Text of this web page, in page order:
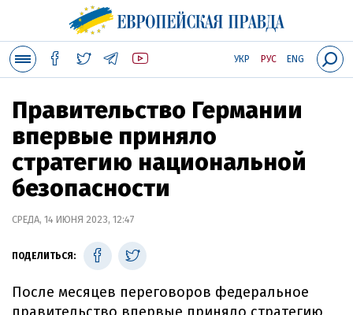
УКР РУС ENG
Правительство Германии
впервые приняло
стратегию национальной
безопасности
СРЕДА, 14 ИЮНЯ 2023, 12:47
ПОДЕЛИТЬСЯ:
После месяцев переговоров федеральное